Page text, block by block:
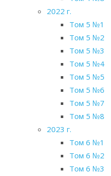
2022 г.
Том 5 №1
Том 5 №2
Том 5 №3
Том 5 №4
Том 5 №5
Том 5 №6
Том 5 №7
Том 5 №8
2023 г.
Том 6 №1
Том 6 №2
Том 6 №3